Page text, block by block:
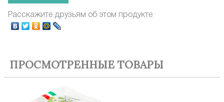
Расскажите друзьям об этом продукте
ПРОСМОТРЕННЫЕ ТОВАРЫ